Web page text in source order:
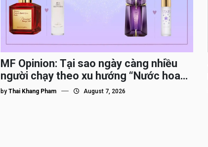
MF Opinion: Tại sao ngày càng nhiều
người chạy theo xu hướng “Nước hoa
Dupe”?
by Thai Khang Pham August 7, 2026